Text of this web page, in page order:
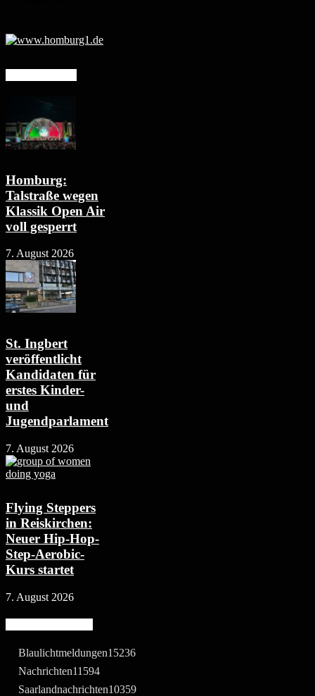
Homburg:
Talstraße wegen
Klassik Open Air
voll gesperrt
7. August 2026
St. Ingbert
veröffentlicht
Kandidaten für
erstes Kinder-
und
Jugendparlament
7. August 2026
Flying Steppers
in Reiskirchen:
Neuer Hip-Hop-
Step-Aerobic-
Kurs startet
7. August 2026
Blaulichtmeldungen15236
Nachrichten11594
Saarlandnachrichten10359